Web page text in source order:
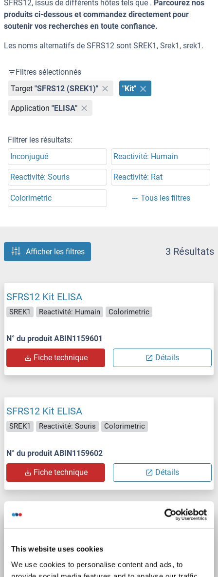
This website uses cookies
We use cookies to personalise content and ads, to
SFRS12, issus de différents hôtes tels que . Parcourez nos
produits ci-dessous et commandez directement pour
soutenir vos recherches en toute confiance.
Les noms alternatifs de SFRS12 sont SREK1, Srek1, srek1.
Filtres sélectionnés
Target "SFRS12 (SREK1)" "Kit"
Application "ELISA"
Filtrer les résultats:
Inconjugué
Reactivité: Humain
Reactivité: Souris Reactivité: Rat
Colorimetric Tous les filtres
Afficher les filtres 3 Résultats
SFRS12 Kit ELISA
SREK1 Reactivité: Humain Colorimetric
N° du produit ABIN1159601
Fiche technique Détails
SFRS12 Kit ELISA
SREK1 Reactivité: Souris Colorimetric
N° du produit ABIN1159602
Fiche technique Détails
SFRS12 Kit ELISA
N° du produit ABIN1159603